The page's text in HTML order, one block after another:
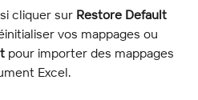
cliquer sur Restore Default
vos mappages ou
pour importer des mappages
Excel.